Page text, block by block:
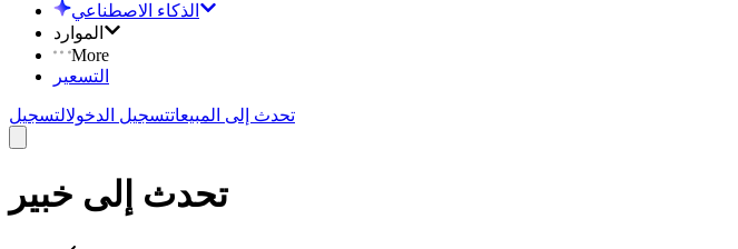
الذكاء الاصطناعي
الموارد
More
التسعير
تحدث إلى المبيعاتتسجيل الدخولالتسجيل
تحدث إلى خبير